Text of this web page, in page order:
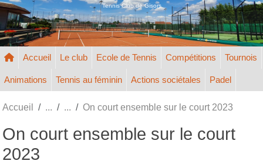
Tennis Club de Gisors
Accueil Le club Ecole de Tennis Compétitions Tournois
Animations Tennis au féminin Actions sociétales Padel
Accueil On court ensemble sur le court 2023
On court ensemble sur le court
2023
Panneau de gestion des cookies